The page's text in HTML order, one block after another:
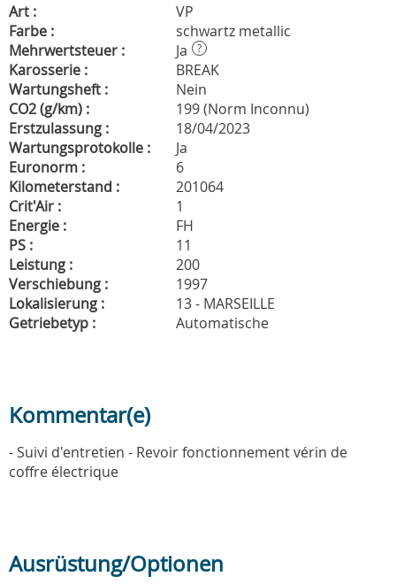
Art :
VP
Farbe :
schwartz metallic
Mehrwertsteuer :
Ja ?
Karosserie :
BREAK
Wartungsheft :
Nein
CO2 (g/km) :
199 (Norm Inconnu)
Erstzulassung :
18/04/2023
Wartungsprotokolle :
Ja
Euronorm :
6
Kilometerstand :
201064
Crit'Air :
1
Energie :
FH
PS :
11
Leistung :
200
Verschiebung :
1997
Lokalisierung :
13 - MARSEILLE
Getriebetyp :
Automatische
Kommentar(e)
- Suivi d'entretien - Revoir fonctionnement vérin de
coffre électrique
Ausrüstung/Optionen